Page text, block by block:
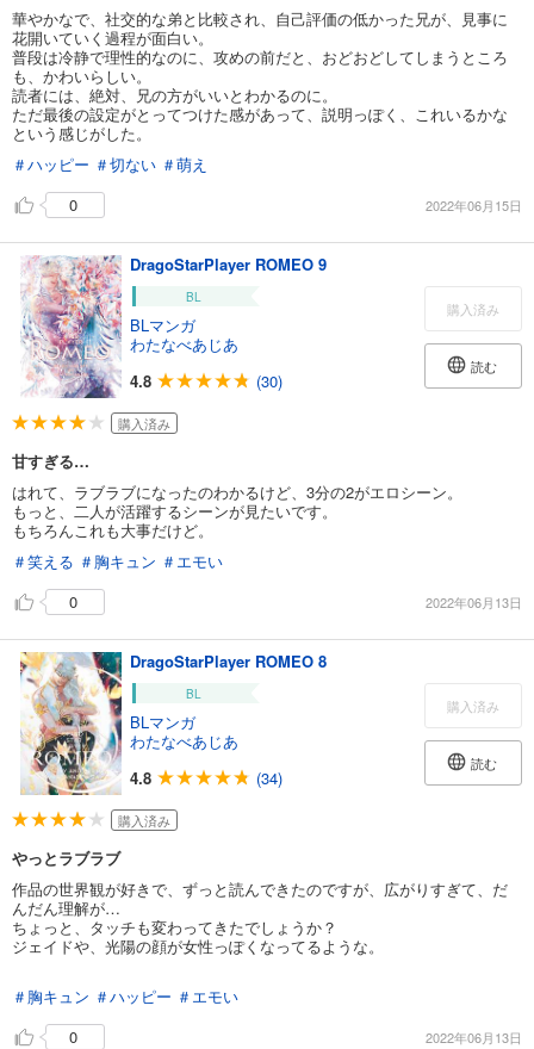
華やかなで、社交的な弟と比較され、自己評価の低かった兄が、見事に
花開いていく過程が面白い。
普段は冷静で理性的なのに、攻めの前だと、おどおどしてしまうところ
も、かわいらしい。
読者には、絶対、兄の方がいいとわかるのに。
ただ最後の設定がとってつけた感があって、説明っぽく、これいるかな
という感じがした。
＃ハッピー ＃切ない ＃萌え
0
2022年06月15日
DragoStarPlayer ROMEO 9
BL
BLマンガ
わたなべあじあ
4.8
(30)
購入済み
読む
購入済み
甘すぎる…
はれて、ラブラブになったのわかるけど、3分の2がエロシーン。
もっと、二人が活躍するシーンが見たいです。
もちろんこれも大事だけど。
＃笑える ＃胸キュン ＃エモい
0
2022年06月13日
DragoStarPlayer ROMEO 8
BL
BLマンガ
わたなべあじあ
4.8
(34)
購入済み
読む
購入済み
やっとラブラブ
作品の世界観が好きで、ずっと読んできたのですが、広がりすぎて、だ
んだん理解が…
ちょっと、タッチも変わってきたでしょうか？
ジェイドや、光陽の顔が女性っぽくなってるような。
＃胸キュン ＃ハッピー ＃エモい
0
2022年06月13日